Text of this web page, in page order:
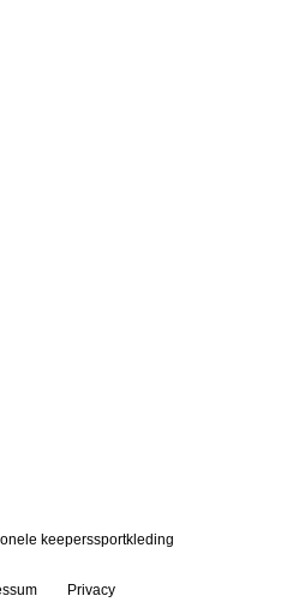
keeperssportkleding
Privacy